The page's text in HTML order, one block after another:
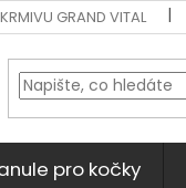
GRAND VITAL
pro kočky